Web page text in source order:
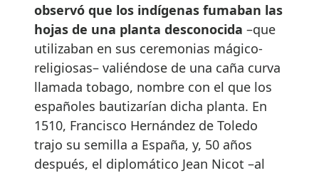
observó que los indígenas fumaban las
hojas de una planta desconocida –que
utilizaban en sus ceremonias mágico-
religiosas– valiéndose de una caña curva
llamada tobago, nombre con el que los
españoles bautizarían dicha planta. En
1510, Francisco Hernández de Toledo
trajo su semilla a España, y, 50 años
después, el diplomático Jean Nicot –al